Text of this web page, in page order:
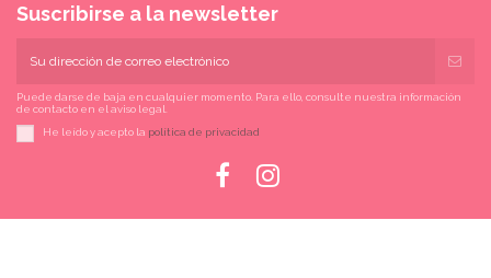
Suscribirse a la newsletter
Puede darse de baja en cualquier momento. Para ello, consulte nuestra información
de contacto en el aviso legal.
He leído y acepto la política de privacidad